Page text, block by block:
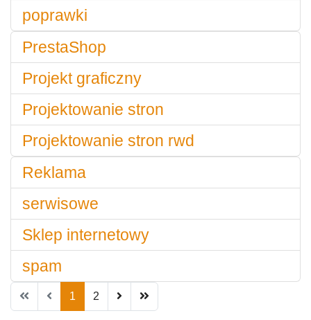
poprawki
PrestaShop
Projekt graficzny
Projektowanie stron
Projektowanie stron rwd
Reklama
serwisowe
Sklep internetowy
spam
1 2